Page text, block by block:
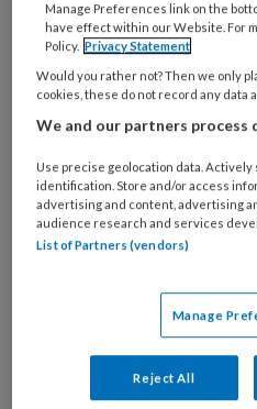
Wil je dit
Maak gratis een
artikelen
Al een account of
mailadres?
Manage Preferences link on the
have effect within our Website. For
Policy. Privacy Statement
Would you rather not? Then we only
cookies, these do not record any data
We and our partners process
Use precise geolocation data.
identification. Store and/or access
advertising and content, advertising
audience research and services
List of Partners (vendors)
Manage
Reject All